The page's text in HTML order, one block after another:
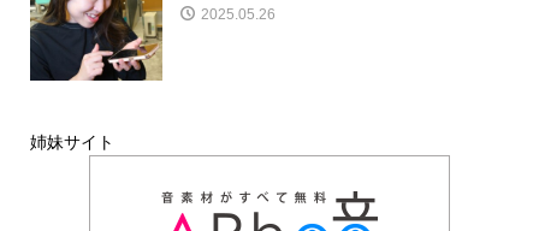
2025.05.26
姉妹サイト